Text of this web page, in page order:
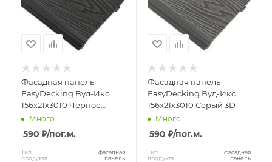
Фасадная панель
EasyDecking Вуд-Икс
156х21х3010 Черное
дерево 3D
Много
590 ₽/пог.м.
Тип
продукта
фасадная
панель
Фасадная панель
EasyDecking Вуд-Икс
156х21х3010 Серый 3D
Много
590 ₽/пог.м.
Тип
продукта
фасадная
панель